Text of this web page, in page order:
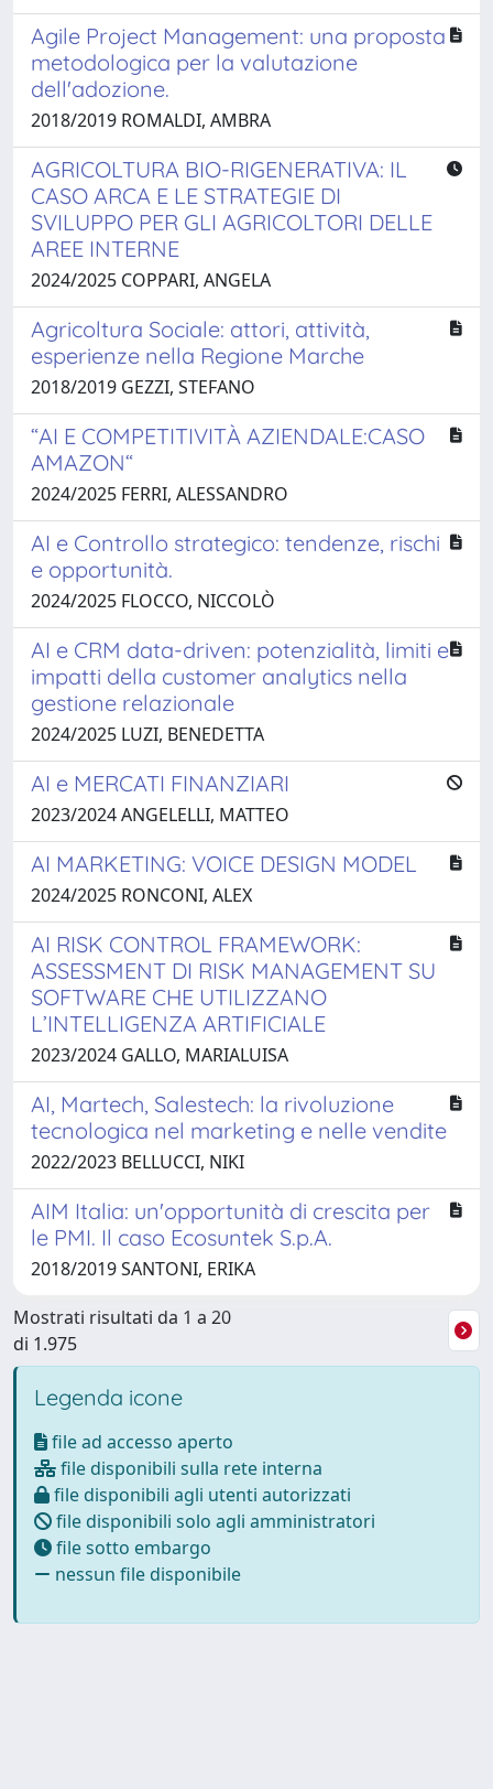
Agile Project Management: una proposta
metodologica per la valutazione
dell'adozione.
2018/2019 ROMALDI, AMBRA
AGRICOLTURA BIO-RIGENERATIVA: IL
CASO ARCA E LE STRATEGIE DI
SVILUPPO PER GLI AGRICOLTORI DELLE
AREE INTERNE
2024/2025 COPPARI, ANGELA
Agricoltura Sociale: attori, attività,
esperienze nella Regione Marche
2018/2019 GEZZI, STEFANO
“AI E COMPETITIVITÀ AZIENDALE:CASO
AMAZON“
2024/2025 FERRI, ALESSANDRO
AI e Controllo strategico: tendenze, rischi
e opportunità.
2024/2025 FLOCCO, NICCOLÒ
AI e CRM data-driven: potenzialità, limiti e
impatti della customer analytics nella
gestione relazionale
2024/2025 LUZI, BENEDETTA
AI e MERCATI FINANZIARI
2023/2024 ANGELELLI, MATTEO
AI MARKETING: VOICE DESIGN MODEL
2024/2025 RONCONI, ALEX
AI RISK CONTROL FRAMEWORK:
ASSESSMENT DI RISK MANAGEMENT SU
SOFTWARE CHE UTILIZZANO
L’INTELLIGENZA ARTIFICIALE
2023/2024 GALLO, MARIALUISA
AI, Martech, Salestech: la rivoluzione
tecnologica nel marketing e nelle vendite
2022/2023 BELLUCCI, NIKI
AIM Italia: un'opportunità di crescita per
le PMI. Il caso Ecosuntek S.p.A.
2018/2019 SANTONI, ERIKA
Mostrati risultati da 1 a 20
di 1.975
Legenda icone
file ad accesso aperto
file disponibili sulla rete interna
file disponibili agli utenti autorizzati
file disponibili solo agli amministratori
file sotto embargo
nessun file disponibile